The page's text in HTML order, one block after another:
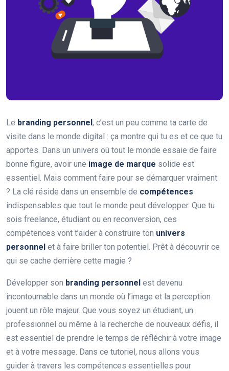
Le branding personnel, c’est un peu comme ta carte de
visite dans le monde digital : ça montre qui tu es et ce que tu
apportes. Dans un univers où tout le monde essaie de faire
bonne figure, avoir une image de marque solide est
essentiel. Mais comment faire pour se démarquer vraiment
? La clé réside dans un ensemble de compétences
indispensables que tout le monde peut développer. Que tu
sois freelance, étudiant ou en reconversion, ces
compétences vont t’aider à construire ton univers
personnel et à faire briller ton potentiel. Prêt à découvrir ce
qui se cache derrière cette magie ?
Développer son branding personnel est devenu
incontournable dans un monde où l’image et la perception
jouent un rôle majeur. Que vous soyez un étudiant, un
professionnel ou même à la recherche de nouveaux défis, il
est essentiel de prendre le temps de réfléchir à votre image
et à votre message. Dans ce tutoriel, nous allons vous
guider à travers les compétences essentielles pour